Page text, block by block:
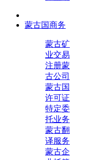
蒙古国商务
蒙古矿
业交易
注册蒙
古公司
蒙古国
许可证
特定委
托业务
蒙古翻
译服务
蒙古企